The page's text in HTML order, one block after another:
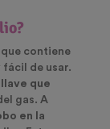
contiene
fácil de usar.
llave que
gas. A
en la